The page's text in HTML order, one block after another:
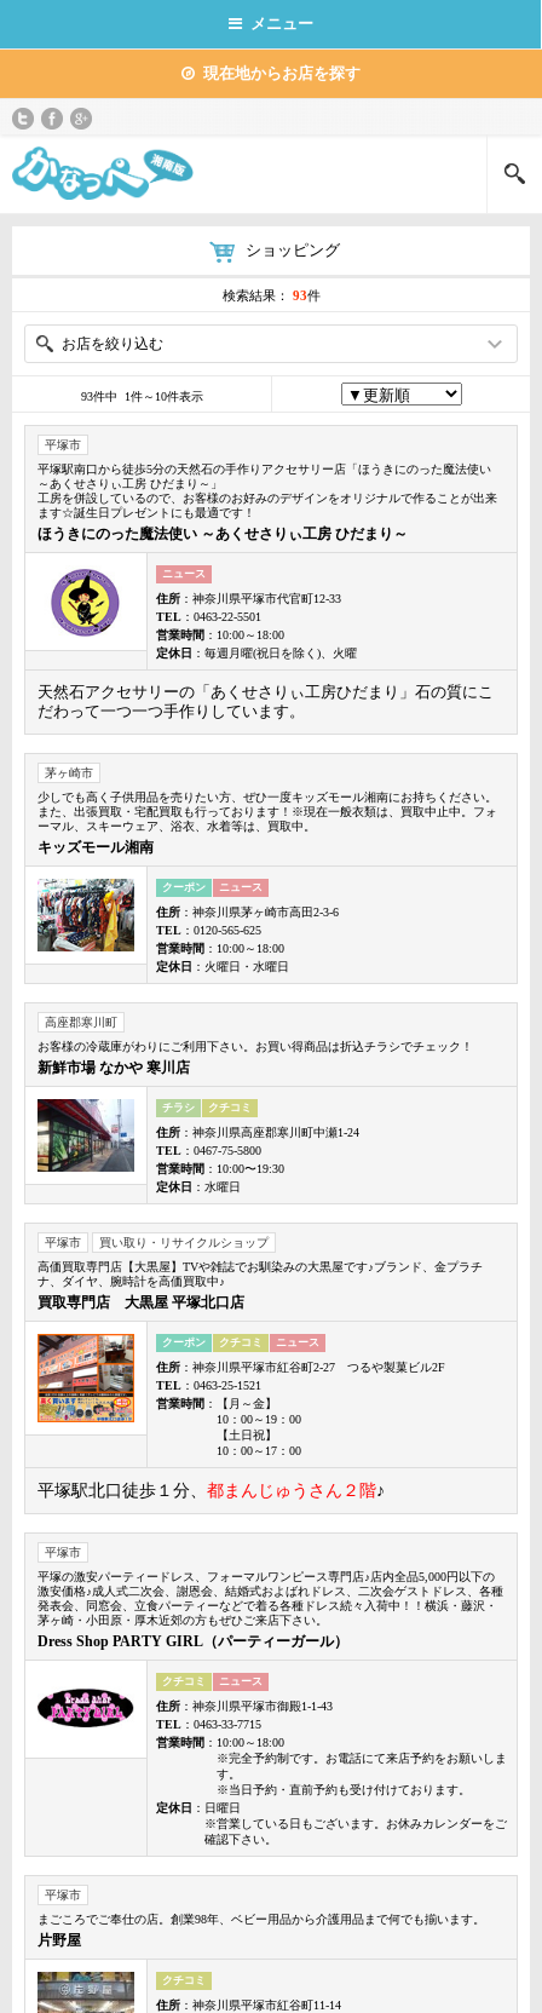
メニュー
現在地からお店を探す
ショッピング
検索結果： 93件
お店を絞り込む
93件中 1件～10件表示
平塚市
平塚駅南口から徒歩5分の天然石の手作りアクセサリー店「ほうきにのった魔法使い
～あくせさりぃ工房 ひだまり～」
工房を併設しているので、お客様のお好みのデザインをオリジナルで作ることが出来
ます☆誕生日プレゼントにも最適です！
ほうきにのった魔法使い ～あくせさりぃ工房 ひだまり～
ニュース
住所 ：神奈川県平塚市代官町12-33
TEL ：0463-22-5501
営業時間 ：10:00～18:00
定休日 ：毎週月曜(祝日を除く)、火曜
天然石アクセサリーの「あくせさりぃ工房ひだまり」石の質にこ
だわって一つ一つ手作りしています。
茅ヶ崎市
少しでも高く子供用品を売りたい方、ぜひ一度キッズモール湘南にお持ちください。
また、出張買取・宅配買取も行っております！※現在一般衣類は、買取中止中。フォ
ーマル、スキーウェア、浴衣、水着等は、買取中。
キッズモール湘南
クーポン ニュース
住所 ：神奈川県茅ヶ崎市高田2-3-6
TEL ：0120-565-625
営業時間 ：10:00～18:00
定休日 ：火曜日・水曜日
高座郡寒川町
お客様の冷蔵庫がわりにご利用下さい。お買い得商品は折込チラシでチェック！
新鮮市場 なかや 寒川店
チラシ クチコミ
住所 ：神奈川県高座郡寒川町中瀬1-24
TEL ：0467-75-5800
営業時間 ：10:00〜19:30
定休日 ：水曜日
平塚市
買い取り・リサイクルショップ
高価買取専門店【大黒屋】TVや雑誌でお馴染みの大黒屋です♪ブランド、金プラチ
ナ、ダイヤ、腕時計を高価買取中♪
買取専門店 大黒屋 平塚北口店
クーポン クチコミ ニュース
住所 ：神奈川県平塚市紅谷町2-27 つるや製菓ビル2F
TEL ：0463-25-1521
営業時間 ：【月～金】
10：00～19：00
【土日祝】
10：00～17：00
平塚駅北口徒歩１分、 都まんじゅうさん２階♪
平塚市
平塚の激安パーティードレス、フォーマルワンピース専門店♪店内全品5,000円以下の
激安価格♪成人式二次会、謝恩会、結婚式およばれドレス、二次会ゲストドレス、各種
発表会、同窓会、立食パーティーなどで着る各種ドレス続々入荷中！！横浜・藤沢・
茅ヶ崎・小田原・厚木近郊の方もぜひご来店下さい。
Dress Shop PARTY GIRL（パーティーガール）
クチコミ ニュース
住所 ：神奈川県平塚市御殿1-1-43
TEL ：0463-33-7715
営業時間 ：10:00～18:00
※完全予約制です。お電話にて来店予約をお願いしま
す。
※当日予約・直前予約も受け付けております。
定休日 ：日曜日
※営業している日もございます。お休みカレンダーをご
確認下さい。
平塚市
まごころでご奉仕の店。創業98年、ベビー用品から介護用品まで何でも揃います。
片野屋
クチコミ
住所 ：神奈川県平塚市紅谷町11-14